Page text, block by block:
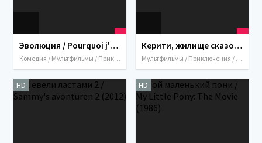
Эволюция / Pourquoi j'ai pas mangé mon père (2015)
Комедия / Мультфильмы / Приключения / Семейный / 2015 / Италия / Франция / Китай
Керити, жилище сказок / Kérity, la maison des contes (2009)
Мультфильмы / Приключения / Семейный / Фэнтези / Италия / Франция / 2009
HD HD